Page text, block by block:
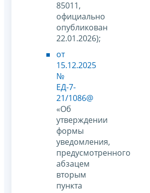
85011,
официально
опубликован
22.01.2026);
от
15.12.2025
№
ЕД-7-
21/1086@
«Об
утверждении
формы
уведомления,
предусмотренного
абзацем
вторым
пункта